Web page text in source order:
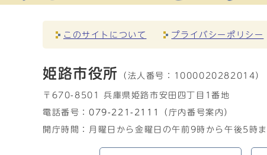
このサイトについて プライバシーポリシー
姫路市役所 （法人番号： 1000020282014）
〒670-8501 兵庫県姫路市安田四丁目1番地
電話番号： 079-221-2111
（庁内番号案内）
開庁時間：月曜日から金曜日の午前9時から午後5時